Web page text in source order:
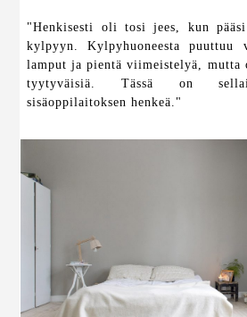
"Henkisesti oli tosi jees, kun pääsi
kylpyyn. Kylpyhuoneesta
lamput ja pientä viimeistelyä, mutta
tyytyväisiä. Tässä on
sisäoppilaitoksen henkeä."